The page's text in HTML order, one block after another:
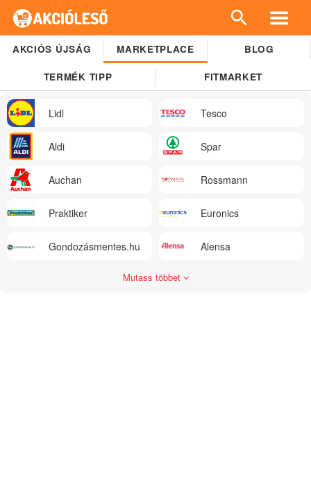
AKCIÓS ÚJSÁG MARKETPLACE BLOG
TERMÉK TIPP FITMARKET
Lidl Tesco
Aldi Spar
Auchan Rossmann
Praktiker Euronics
Gondozásmentes.hu Alensa
Mutass többet